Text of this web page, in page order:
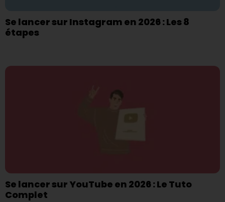
Se lancer sur Instagram en 2026 : Les 8
étapes
Se lancer sur YouTube en 2026 : Le Tuto
Complet